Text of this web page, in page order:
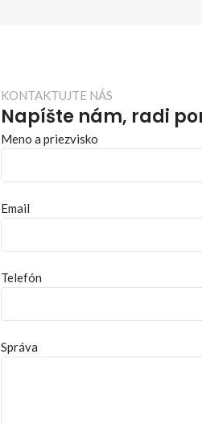
KONTAKTUJTE NÁS
Napíšte nám, radi
Meno a priezvisko
Email
Telefón
Správa